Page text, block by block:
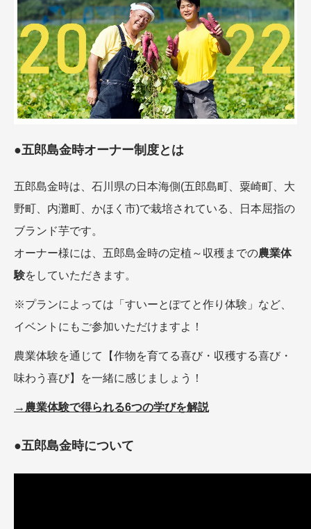
●五郎島金時オーナー制度とは
五郎島金時は、石川県の日本海側(五郎島町、粟崎町、大
野町、内灘町、かほく市)で栽培されている、日本屈指の
ブランド芋です。
オーナー様には、五郎島金時の定植～収穫までの農業体
験をしていただきます。
※プランによっては「すいーとぽてと作り体験」など、
イベントにもご参加いただけますよ！
農業体験を通じて【作物を育てる喜び・収穫する喜び・
味わう喜び】を一緒に感じましょう！
→農業体験で得られる6つの学びを解説
●五郎島金時について